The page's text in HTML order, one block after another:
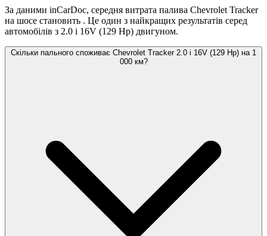
За даними inCarDoc, середня витрата палива Chevrolet Tracker
на шосе становить . Це один з найкращих результатів серед
автомобілів з 2.0 i 16V (129 Hp) двигуном.
Скільки пального споживає Chevrolet Tracker 2.0 i 16V (129 Hp) на 1
000 км?